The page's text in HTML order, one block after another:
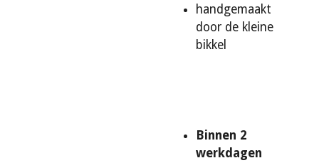
handgemaakt
door de kleine
bikkel
Binnen 2
werkdagen